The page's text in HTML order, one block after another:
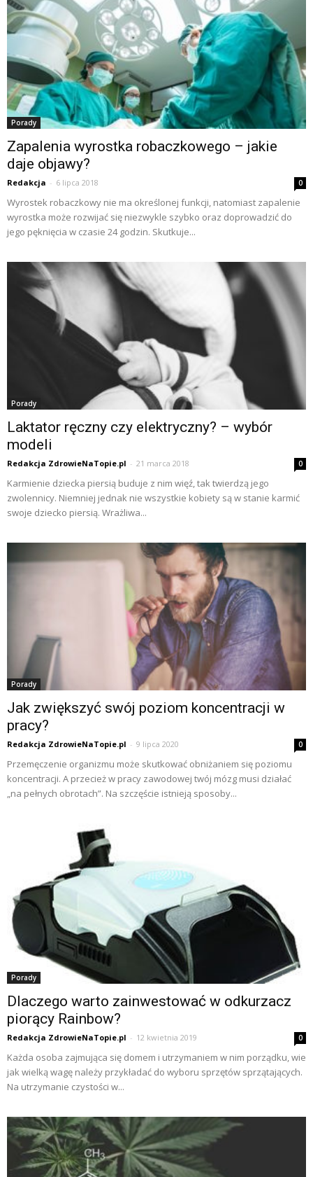
Porady
Zapalenia wyrostka robaczkowego – jakie
daje objawy?
Redakcja - 6 lipca 2018 0
Wyrostek robaczkowy nie ma określonej funkcji, natomiast zapalenie
wyrostka może rozwijać się niezwykle szybko oraz doprowadzić do
jego pęknięcia w czasie 24 godzin. Skutkuje...
Porady
Laktator ręczny czy elektryczny? – wybór
modeli
Redakcja ZdrowieNaTopie.pl - 21 marca 2018 0
Karmienie dziecka piersią buduje z nim więź, tak twierdzą jego
zwolennicy. Niemniej jednak nie wszystkie kobiety są w stanie karmić
swoje dziecko piersią. Wrażliwa...
Porady
Jak zwiększyć swój poziom koncentracji w
pracy?
Redakcja ZdrowieNaTopie.pl - 9 lipca 2020 0
Przemęczenie organizmu może skutkować obniżaniem się poziomu
koncentracji. A przecież w pracy zawodowej twój mózg musi działać
„na pełnych obrotach”. Na szczęście istnieją sposoby...
Porady
Dlaczego warto zainwestować w odkurzacz
piorący Rainbow?
Redakcja ZdrowieNaTopie.pl - 12 kwietnia 2019 0
Każda osoba zajmująca się domem i utrzymaniem w nim porządku, wie
jak wielką wagę należy przykładać do wyboru sprzętów sprzątających.
Na utrzymanie czystości w...